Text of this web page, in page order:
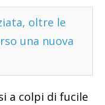
oltre le
una nuova
a colpi di fucile